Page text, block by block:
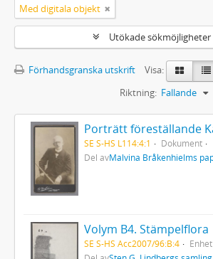
Med digitala objekt
Utökade sökmöjligheter
Förhandsgranska utskrift
Visa:
Riktning: Fallande
SE S-HS L114:4:1
Dokument
Del avMalvina Bråkenhielms
Volym B4. Stämpelflora
SE S-HS Acc2007/96:B:4 Enhet